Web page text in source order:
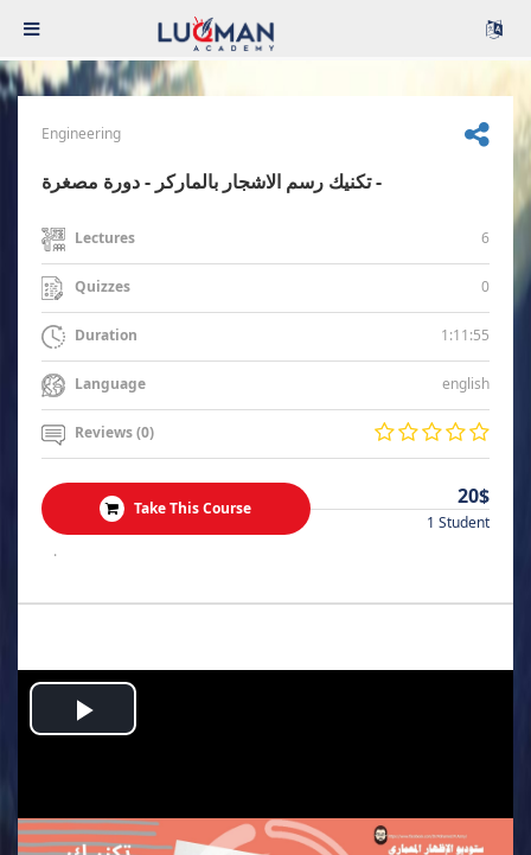
Engineering
تكنيك رسم الاشجار بالماركر - دورة مصغرة -
Lectures 6
Quizzes 0
Duration 1:11:55
Language english
Reviews (0)
Take This Course 20$
1 Student
.
Play